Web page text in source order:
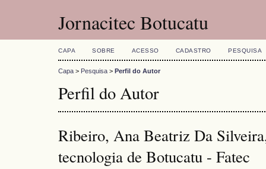
Jornacitec Botucatu
CAPA SOBRE ACESSO CADASTRO PESQUISA
Capa > Pesquisa > Perfil do Autor
Perfil do Autor
Ribeiro, Ana Beatriz Da
tecnologia de Botucatu - Fatec